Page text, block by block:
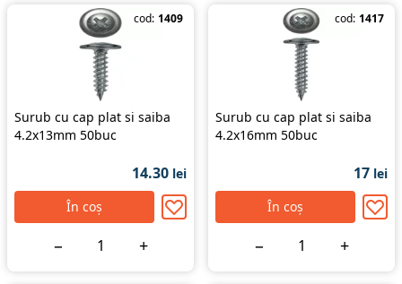
cod: 1409
Surub cu cap plat si saiba
4.2x13mm 50buc
14.30 lei
În coș
− +
cod: 1417
Surub cu cap plat si saiba
4.2x16mm 50buc
17 lei
În coș
− +